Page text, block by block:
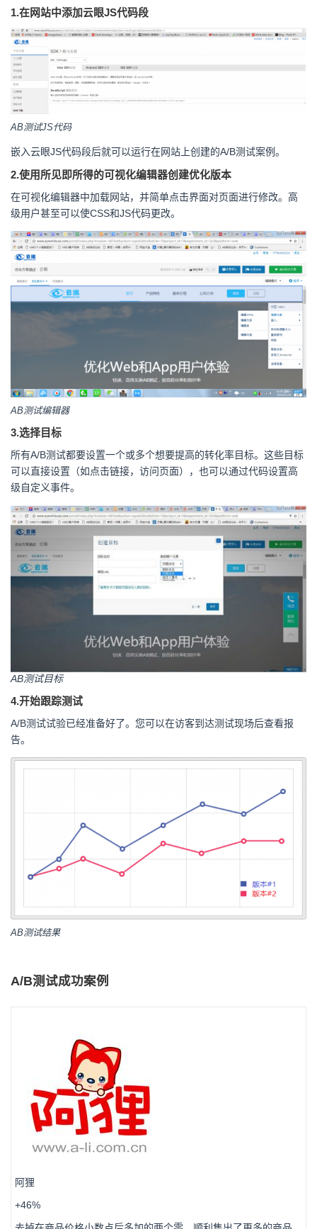
1.在网站中添加云眼JS代码段
AB测试JS代码
嵌入云眼JS代码段后就可以运行在网站上创建的A/B测试案例。
2.使用所见即所得的可视化编辑器创建优化版本
在可视化编辑器中加载网站，并简单点击界面对页面进行修改。高
级用户甚至可以使CSS和JS代码更改。
AB测试编辑器
3.选择目标
所有A/B测试都要设置一个或多个想要提高的转化率目标。这些目标
可以直接设置（如点击链接，访问页面），也可以通过代码设置高
级自定义事件。
AB测试目标
4.开始跟踪测试
A/B测试试验已经准备好了。您可以在访客到达测试现场后查看报
告。
AB测试结果
A/B测试成功案例
阿狸
+46%